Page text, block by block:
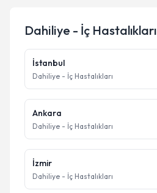
Dahiliye - İç Hastalıkları
İstanbul
Dahiliye - İç Hastalıkları
Ankara
Dahiliye - İç Hastalıkları
İzmir
Dahiliye - İç Hastalıkları